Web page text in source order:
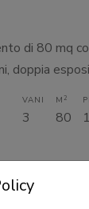
di 80 mq
doppia
VANI
3
M 2
80 1